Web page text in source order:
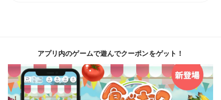
アプリ内のゲームで遊んでクーポンをゲット！